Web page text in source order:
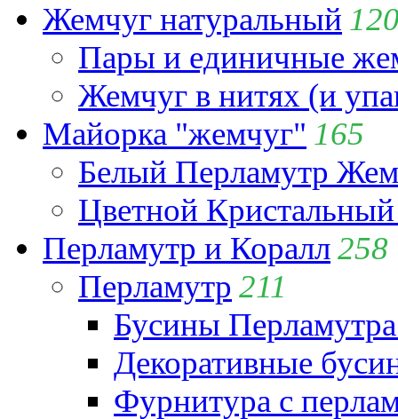
Жемчуг натуральный
Пары и единичные
Жемчуг в нитях (и
Майорка "жемчуг" 165
Белый Перламутр
Цветной
Перламутр и Коралл258
Перламутр 211
Бусины
Декоративные
Фурнитура с